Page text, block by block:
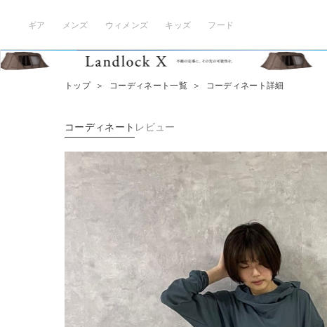
ギア メンズ ウィメンズ キッズ フード
トップ ＞ コーディネート一覧 ＞ コーディネート詳細
コーディネート レビュー